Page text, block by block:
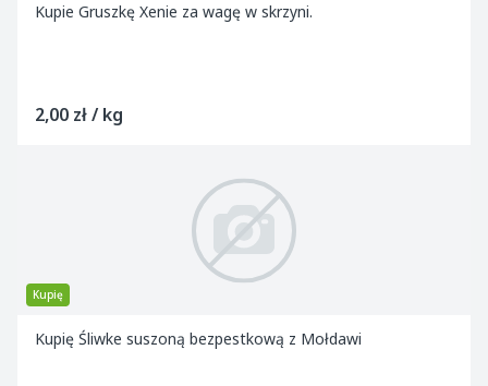
Kupie Gruszkę Xenie za wagę w skrzyni.
2,00 zł / kg
Kupię
Kupię Śliwke suszoną bezpestkową z Mołdawi